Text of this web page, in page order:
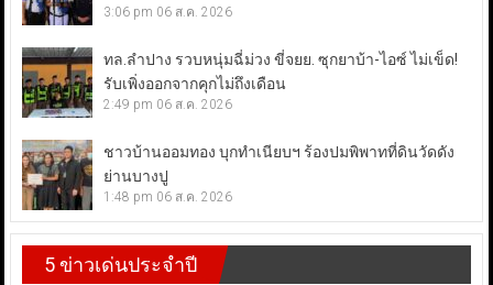
3:06 pm 06 ส.ค. 2026
ทล.ลำปาง รวบหนุ่มฉี่ม่วง ขี่จยย. ซุกยาบ้า-ไอซ์ ไม่เข็ด!
รับเพิ่งออกจากคุกไม่ถึงเดือน
2:49 pm 06 ส.ค. 2026
ชาวบ้านออมทอง บุกทำเนียบฯ ร้องปมพิพาทที่ดินวัดดัง
ย่านบางปู
1:48 pm 06 ส.ค. 2026
5 ข่าวเด่นประจำปี